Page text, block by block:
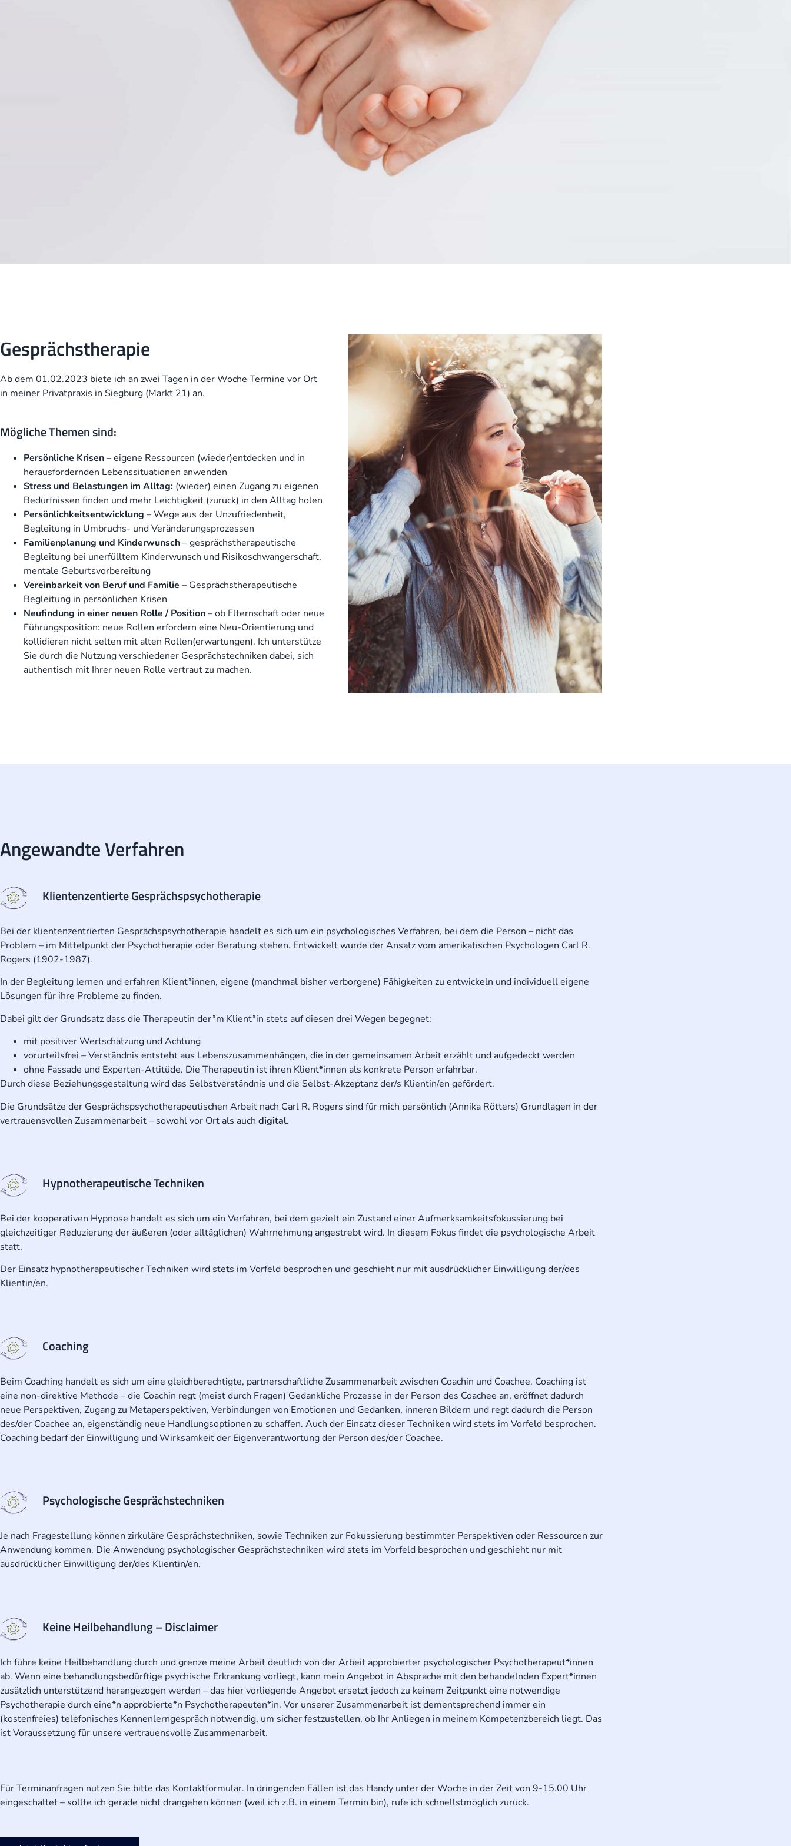
Gesprächstherapie
Ab dem 01.02.2023 biete ich an zwei Tagen in der Woche Termine vor Ort
in meiner Privatpraxis in Siegburg (Markt 21) an.
Mögliche Themen sind:
Persönliche Krisen– eigene Ressourcen (wieder)entdecken und in
herausfordernden Lebenssituationen anwenden
Stress und Belastungen im Alltag: (wieder) einen Zugang zu eigenen
Bedürfnissen finden und mehr Leichtigkeit (zurück) in den Alltag holen
Persönlichkeitsentwicklung – Wege aus der Unzufriedenheit,
Begleitung in Umbruchs- und Veränderungsprozessen
Familienplanung und Kinderwunsch– gesprächstherapeutische
Begleitung bei unerfülltem Kinderwunsch und Risikoschwangerschaft,
mentale Geburtsvorbereitung
Vereinbarkeit von Beruf und Familie – Gesprächstherapeutische
Begleitung in persönlichen Krisen
Neufindung in einer neuen Rolle / Position– ob Elternschaft oder neue
Führungsposition: neue Rollen erfordern eine Neu-Orientierung und
kollidieren nicht selten mit alten Rollen(erwartungen). Ich unterstütze
Sie durch die Nutzung verschiedener Gesprächstechniken dabei, sich
authentisch mit Ihrer neuen Rolle vertraut zu machen.
Angewandte Verfahren
Klientenzentierte Gesprächspsychotherapie
Bei der klientenzentrierten Gesprächspsychotherapie handelt es sich um ein psychologisches Verfahren, bei dem die Person – nicht das
Problem – im Mittelpunkt der Psychotherapie oder Beratung stehen. Entwickelt wurde der Ansatz vom amerikatischen Psychologen Carl R.
Rogers (1902-1987).
In der Begleitung lernen und erfahren Klient*innen, eigene (manchmal bisher verborgene) Fähigkeiten zu entwickeln und individuell eigene
Lösungen für ihre Probleme zu finden.
Dabei gilt der Grundsatz dass die Therapeutin der*m Klient*in stets auf diesen drei Wegen begegnet:
mit positiver Wertschätzung und Achtung
vorurteilsfrei – Verständnis entsteht aus Lebenszusammenhängen, die in der gemeinsamen Arbeit erzählt und aufgedeckt werden
ohne Fassade und Experten-Attitüde. Die Therapeutin ist ihren Klient*innen als konkrete Person erfahrbar.
Durch diese Beziehungsgestaltung wird das Selbstverständnis und die Selbst-Akzeptanz der/s Klientin/en gefördert.
Die Grundsätze der Gesprächspsychotherapeutischen Arbeit nach Carl R. Rogers sind für mich persönlich (Annika Rötters) Grundlagen in der
vertrauensvollen Zusammenarbeit – sowohl vor Ort als auch digital.
Hypnotherapeutische Techniken
Bei der kooperativen Hypnose handelt es sich um ein Verfahren, bei dem gezielt ein Zustand einer Aufmerksamkeitsfokussierung bei
gleichzeitiger Reduzierung der äußeren (oder alltäglichen) Wahrnehmung angestrebt wird. In diesem Fokus findet die psychologische Arbeit
statt.
Der Einsatz hypnotherapeutischer Techniken wird stets im Vorfeld besprochen und geschieht nur mit ausdrücklicher Einwilligung der/des
Klientin/en.
Coaching
Beim Coaching handelt es sich um eine gleichberechtigte, partnerschaftliche Zusammenarbeit zwischen Coachin und Coachee. Coaching ist
eine non-direktive Methode – die Coachin regt (meist durch Fragen) Gedankliche Prozesse in der Person des Coachee an, eröffnet dadurch
neue Perspektiven, Zugang zu Metaperspektiven, Verbindungen von Emotionen und Gedanken, inneren Bildern und regt dadurch die Person
des/der Coachee an, eigenständig neue Handlungsoptionen zu schaffen. Auch der Einsatz dieser Techniken wird stets im Vorfeld besprochen.
Coaching bedarf der Einwilligung und Wirksamkeit der Eigenverantwortung der Person des/der Coachee.
Psychologische Gesprächstechniken
Je nach Fragestellung können zirkuläre Gesprächstechniken, sowie Techniken zur Fokussierung bestimmter Perspektiven oder Ressourcen zur
Anwendung kommen. Die Anwendung psychologischer Gesprächstechniken wird stets im Vorfeld besprochen und geschieht nur mit
ausdrücklicher Einwilligung der/des Klientin/en.
Keine Heilbehandlung – Disclaimer
Ich führe keine Heilbehandlung durch und grenze meine Arbeit deutlich von der Arbeit approbierter psychologischer Psychotherapeut*innen
ab. Wenn eine behandlungsbedürftige psychische Erkrankung vorliegt, kann mein Angebot in Absprache mit den behandelnden Expert*innen
zusätzlich unterstützend herangezogen werden – das hier vorliegende Angebot ersetzt jedoch zu keinem Zeitpunkt eine notwendige
Psychotherapie durch eine*n approbierte*n Psychotherapeuten*in. Vor unserer Zusammenarbeit ist dementsprechend immer ein
(kostenfreies) telefonisches Kennenlerngespräch notwendig, um sicher festzustellen, ob Ihr Anliegen in meinem Kompetenzbereich liegt. Das
ist Voraussetzung für unsere vertrauensvolle Zusammenarbeit.
Für Terminanfragen nutzen Sie bitte das Kontaktformular. In dringenden Fällen ist das Handy unter der Woche in der Zeit von 9-15.00 Uhr
eingeschaltet – sollte ich gerade nicht drangehen können (weil ich z.B. in einem Termin bin), rufe ich schnellstmöglich zurück.